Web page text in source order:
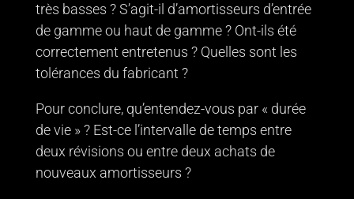
très basses ? S’agit-il d’amortisseurs d’entrée
de gamme ou haut de gamme ? Ont-ils été
correctement entretenus ? Quelles sont les
tolérances du fabricant ?
Pour conclure, qu’entendez-vous par « durée
de vie » ? Est-ce l’intervalle de temps entre
deux révisions ou entre deux achats de
nouveaux amortisseurs ?